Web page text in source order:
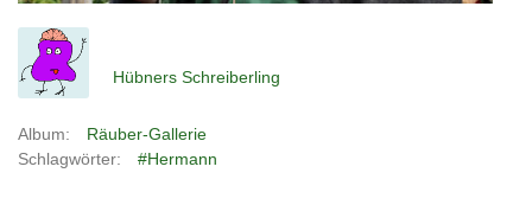
Hübners Schreiberling
Album:
Räuber-Gallerie
Schlagwörter:
#Hermann